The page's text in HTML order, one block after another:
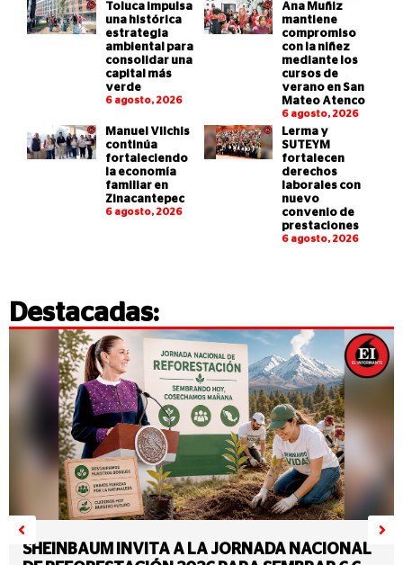
Toluca impulsa
una histórica
estrategia
ambiental para
consolidar una
capital más
verde
6 agosto, 2026
Ana Muñiz
mantiene
compromiso
con la niñez
mediante los
cursos de
verano en San
Mateo Atenco
6 agosto, 2026
Manuel Vilchis
continúa
fortaleciendo
la economía
familiar en
Zinacantepec
6 agosto, 2026
Lerma y
SUTEYM
fortalecen
derechos
laborales con
nuevo
convenio de
prestaciones
6 agosto, 2026
Destacadas:
SHEINBAUM INVITA A LA JORNADA NACIONAL